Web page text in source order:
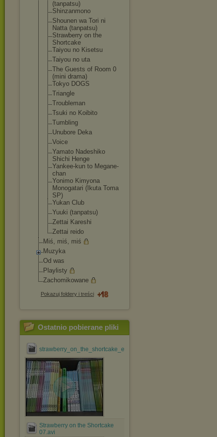
(tanpatsu)
Shinzanmono
Shounen wa Tori ni
Natta (tanpatsu)
Strawberry on the
Shortcake
Taiyou no Kisetsu
Taiyou no uta
The Guests of Room 0
(mini drama)
Tokyo DOGS
Triangle
Troubleman
Tsuki no Koibito
Tumbling
Unubore Deka
Voice
Yamato Nadeshiko
Shichi Henge
Yankee-kun to Megane-
chan
Yonimo Kimyona
Monogatari (Ikuta Toma
SP)
Yukan Club
Yuuki (tanpatsu)
Zettai Kareshi
Zettai reido
Miś, miś, miś
Muzyka
Od was
Playlisty
Zachomikowane
Pokazuj foldery i treści
Ostatnio pobierane pliki
strawberry_on_the_shortcake_ep_#01_[jdrama@efnet].avi
Strawberry on the Shortcake
07.avi